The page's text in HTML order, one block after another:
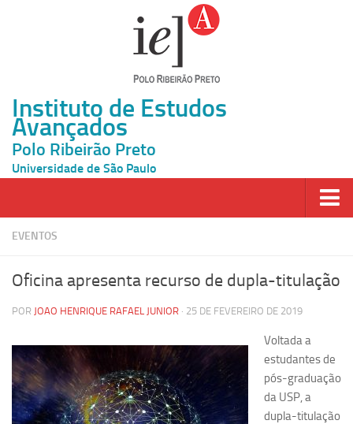
Instituto de Estudos
Avançados
Polo Ribeirão Preto
Universidade de São Paulo
Página Inicial
Inscrição
Atividades
Cátedras
Pesquisa
Grupos de Estudo
EVENTOS
Oficina apresenta recurso de dupla-titulação
POR JOAO HENRIQUE RAFAEL JUNIOR · 25 DE FEVEREIRO DE 2019
Voltada a
estudantes de
pós-graduação
da USP, a
dupla-titulação